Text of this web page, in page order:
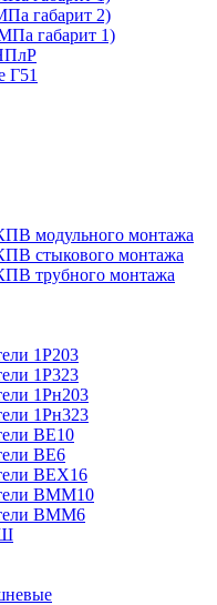
габарит 2)
габарит 1)
Г51
модульного монтажа
стыкового монтажа
трубного монтажа
1Р203
1Р323
1Рн203
1Рн323
ВЕ10
ВЕ6
ВЕХ16
ВММ10
ВММ6